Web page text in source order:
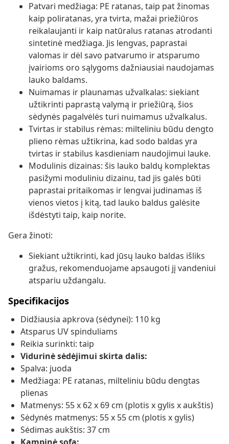
Patvari medžiaga: PE ratanas, taip pat žinomas
kaip poliratanas, yra tvirta, mažai priežiūros
reikalaujanti ir kaip natūralus ratanas atrodanti
sintetinė medžiaga. Jis lengvas, paprastai
valomas ir dėl savo patvarumo ir atsparumo
įvairioms oro sąlygoms dažniausiai naudojamas
lauko baldams.
Nuimamas ir plaunamas užvalkalas: siekiant
užtikrinti paprastą valymą ir priežiūrą, šios
sėdynės pagalvėlės turi nuimamus užvalkalus.
Tvirtas ir stabilus rėmas: milteliniu būdu dengto
plieno rėmas užtikrina, kad sodo baldas yra
tvirtas ir stabilus kasdieniam naudojimui lauke.
Modulinis dizainas: šis lauko baldų komplektas
pasižymi moduliniu dizainu, tad jis galės būti
paprastai pritaikomas ir lengvai judinamas iš
vienos vietos į kitą, tad lauko baldus galėsite
išdėstyti taip, kaip norite.
Gera žinoti:
Siekiant užtikrinti, kad jūsų lauko baldas išliks
gražus, rekomenduojame apsaugoti jį vandeniui
atspariu uždangalu.
Specifikacijos
Didžiausia apkrova (sėdynei): 110 kg
Atsparus UV spinduliams
Reikia surinkti: taip
Vidurinė sėdėjimui skirta dalis:
Spalva: juoda
Medžiaga: PE ratanas, milteliniu būdu dengtas
plienas
Matmenys: 55 x 62 x 69 cm (plotis x gylis x aukštis)
Sėdynės matmenys: 55 x 55 cm (plotis x gylis)
Sėdimas aukštis: 37 cm